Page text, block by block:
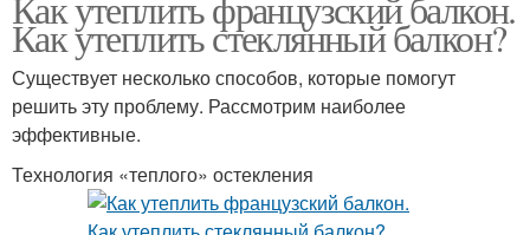
Как утеплить стеклянный балкон?
Существует несколько способов, которые помогут
решить эту проблему. Рассмотрим наиболее
эффективные.
Технология «теплого» остекления